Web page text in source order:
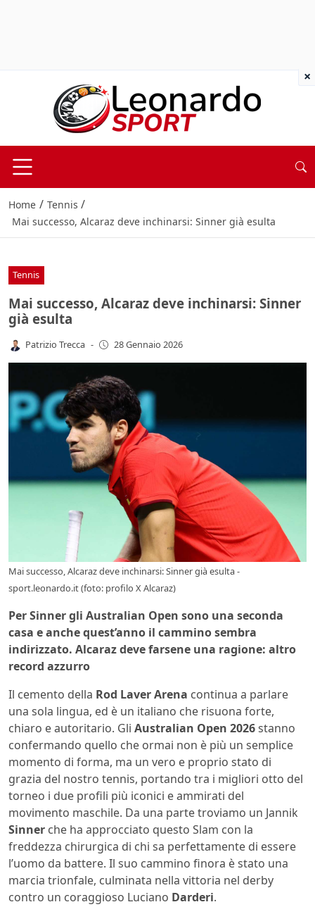
Home / Tennis /
Mai successo, Alcaraz deve inchinarsi: Sinner già esulta
Tennis
Mai successo, Alcaraz deve inchinarsi: Sinner
già esulta
Patrizio Trecca - 28 Gennaio 2026
Mai successo, Alcaraz deve inchinarsi: Sinner già esulta -
sport.leonardo.it (foto: profilo X Alcaraz)
Per Sinner gli Australian Open sono una seconda
casa e anche quest’anno il cammino sembra
indirizzato. Alcaraz deve farsene una ragione: altro
record azzurro
Il cemento della Rod Laver Arena continua a parlare
una sola lingua, ed è un italiano che risuona forte,
chiaro e autoritario. Gli Australian Open 2026stanno
confermando quello che ormai non è più un semplice
momento di forma, ma un vero e proprio stato di
grazia del nostro tennis, portando tra i migliori otto del
torneo i due profili più iconici e ammirati del
movimento maschile. Da una parte troviamo un Jannik
Sinner che ha approcciato questo Slam con la
freddezza chirurgica di chi sa perfettamente di essere
l’uomo da battere. Il suo cammino finora è stato una
marcia trionfale, culminata nella vittoria nel derby
contro un coraggioso Luciano Darderi.
×